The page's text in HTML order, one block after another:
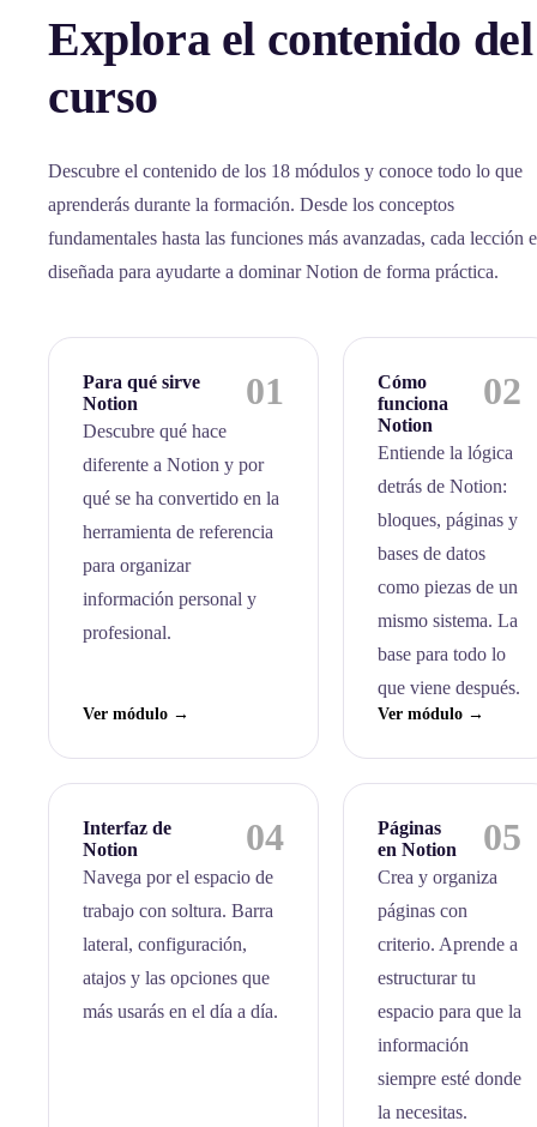
Explora el contenido del
curso
Descubre el contenido de los 18 módulos y conoce todo lo que
aprenderás durante la formación. Desde los conceptos
fundamentales hasta las funciones más avanzadas, cada lección
diseñada para ayudarte a dominar Notion de forma práctica.
Para qué sirve
Notion
01
Descubre qué hace
diferente a Notion y por
qué se ha convertido en la
herramienta de referencia
para organizar
información personal y
profesional.
Ver módulo →
Cómo
funciona
Notion
02
Entiende la lógica
detrás de Notion:
bloques, páginas y
bases de datos
como piezas de un
mismo sistema. La
base para todo lo
que viene después.
Ver módulo →
Interfaz de
Notion
04
Navega por el espacio de
trabajo con soltura. Barra
lateral, configuración,
atajos y las opciones que
más usarás en el día a día.
Páginas
en Notion
05
Crea y organiza
páginas con
criterio. Aprende a
estructurar tu
espacio para que la
información
siempre esté donde
la necesitas.